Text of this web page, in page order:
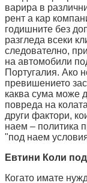
варира в
рент а кар
годишните без
разгледа всеки
следователно,
на автомобили
Португалия. Ако
превишението
каква сума може
повреда на
други фактори,
наем – политика
"под наем
Евтини Коли
Когато имате